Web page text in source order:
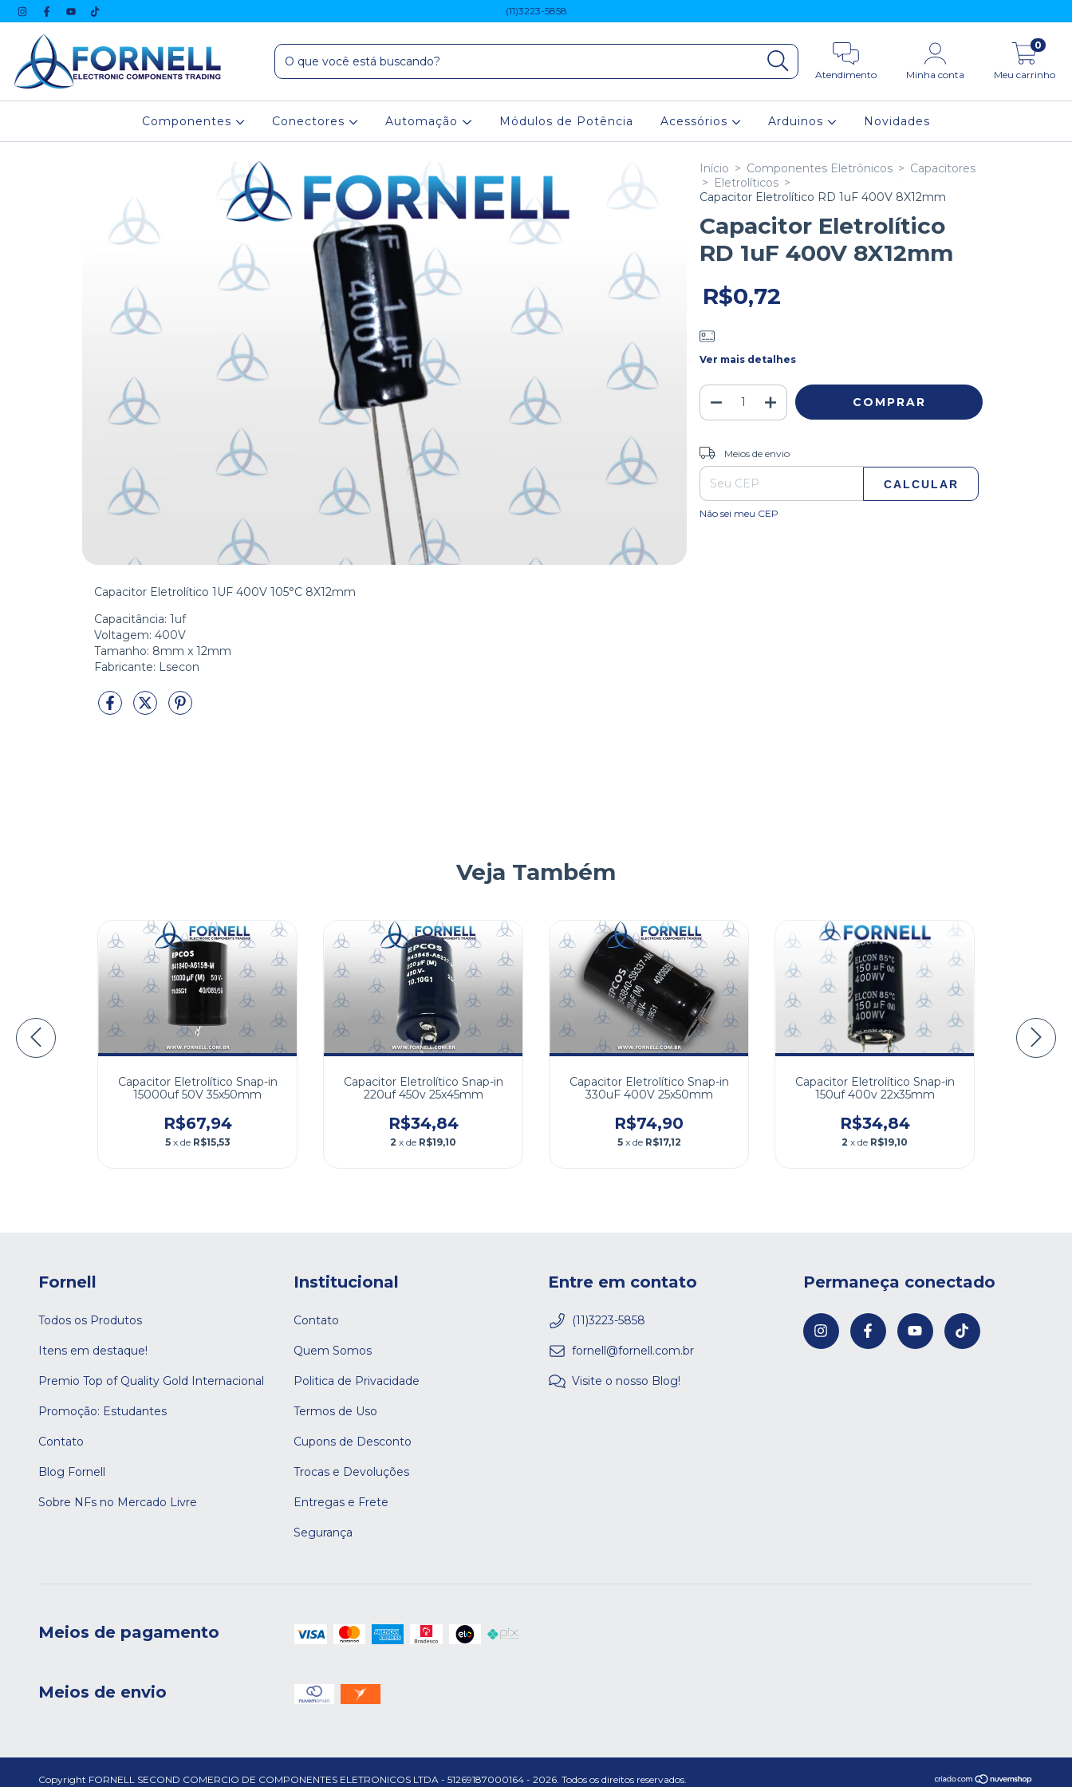
(11)3223-5858
Atendimento Minha conta Meu carrinho
0
Componentes Conectores Automação Módulos de Potência Acessórios Arduinos Novidades
Capacitor Eletrolítico 1UF 400V 105°C 8X12mm
Capacitância: 1uf
Voltagem: 400V
Tamanho: 8mm x 12mm
Fabricante: Lsecon
Início > Componentes Eletrônicos > Capacitores
>
Eletrolíticos >
Capacitor Eletrolítico RD 1uF 400V 8X12mm
Capacitor Eletrolítico
RD 1uF 400V 8X12mm
R$0,72
Ver mais detalhes
Entregas para o CEP:
Meios de envio
CALCULAR
Não sei meu CEP
Veja Também
Capacitor Eletrolítico Snap-in
15000uf 50V 35x50mm
R$67,94
5 x de R$15,53
Capacitor Eletrolítico Snap-in
220uf 450v 25x45mm
R$34,84
2 x de R$19,10
Capacitor Eletrolítico Snap-in
330uF 400V 25x50mm
R$74,90
5 x de R$17,12
Capacitor Eletrolítico Snap-in
150uf 400v 22x35mm
R$34,84
2 x de R$19,10
Fornell
Todos os Produtos
Itens em destaque!
Premio Top of Quality Gold Internacional
Promoção: Estudantes
Contato
Blog Fornell
Sobre NFs no Mercado Livre
Institucional
Contato
Quem Somos
Politica de Privacidade
Termos de Uso
Cupons de Desconto
Trocas e Devoluções
Entregas e Frete
Segurança
Entre em contato
(11)3223-5858
fornell@fornell.com.br
Visite o nosso Blog!
Permaneça conectado
Meios de pagamento
Meios de envio
Copyright FORNELL SECOND COMERCIO DE COMPONENTES ELETRONICOS LTDA - 51269187000164 - 2026. Todos os direitos reservados.